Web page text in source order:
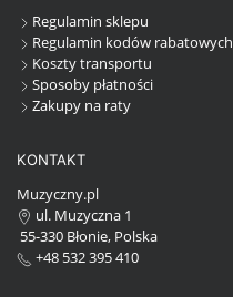
Regulamin sklepu
Regulamin kodów rabatowych
Koszty transportu
Sposoby płatności
Zakupy na raty
KONTAKT
Muzyczny.pl
ul. Muzyczna 1
55-330 Błonie, Polska
+48 532 395 410